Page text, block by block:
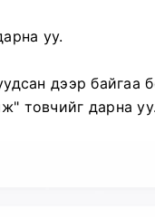
уу.
дээр байгаа
товчийг дарна уу.